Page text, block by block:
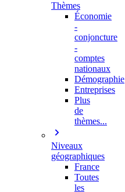
Thèmes
Économie
-
conjoncture
-
comptes
nationaux
Démographie
Entreprises
Plus
de
thèmes...
Niveaux
géographiques
France
Toutes
les